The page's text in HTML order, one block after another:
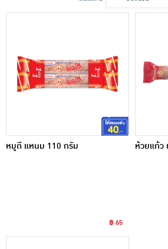
อาหารสด ผัก ผลไม้และเบเกอรี่
หมูดี แหนม 110 กรัม
฿ 65
ห้วยแก้ว